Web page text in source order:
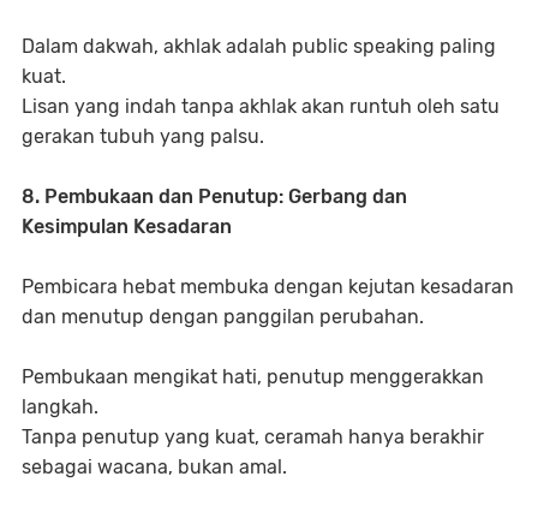
Dalam dakwah, akhlak adalah public speaking paling
kuat.
Lisan yang indah tanpa akhlak akan runtuh oleh satu
gerakan tubuh yang palsu.
8. Pembukaan dan Penutup: Gerbang dan
Kesimpulan Kesadaran
Pembicara hebat membuka dengan kejutan kesadaran
dan menutup dengan panggilan perubahan.
Pembukaan mengikat hati, penutup menggerakkan
langkah.
Tanpa penutup yang kuat, ceramah hanya berakhir
sebagai wacana, bukan amal.